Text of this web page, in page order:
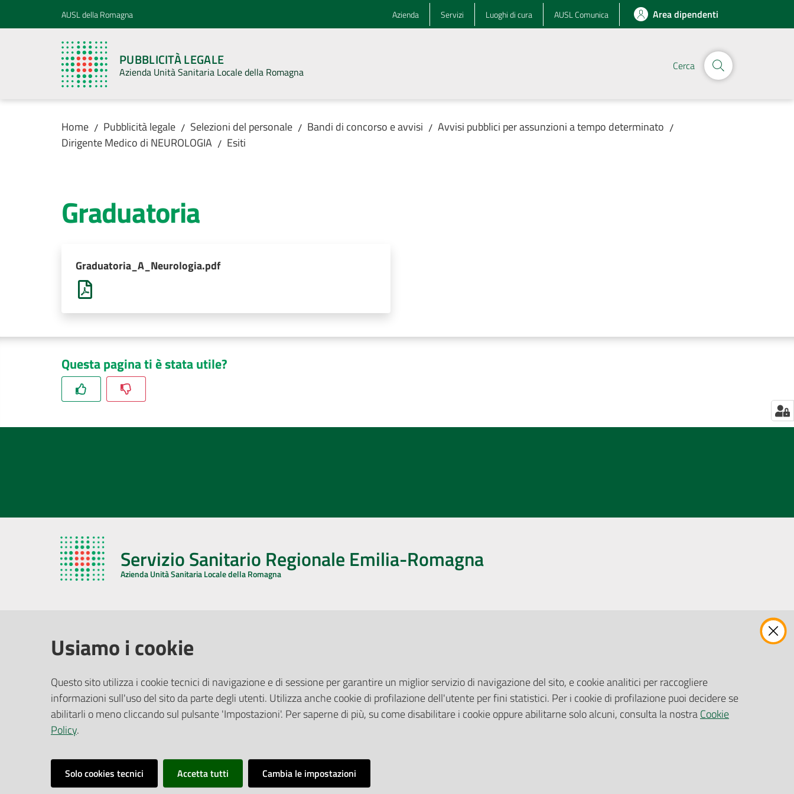
Vai al contenuto
Vai alla navigazioneAUSL della Romagna Azienda Servizi Luoghi di cura AUSL Comunica Area dipendenti
PUBBLICITÀ LEGALE
Azienda Unità Sanitaria Locale della Romagna Cerca
Home / Pubblicità legale / Selezioni del personale / Bandi di concorso e avvisi / Avvisi pubblici per assunzioni a tempo determinato /
Dirigente Medico di NEUROLOGIA / Esiti
Graduatoria
Graduatoria_A_Neurologia.pdf
Questa pagina ti è stata utile?
Servizio Sanitario Regionale Emilia-Romagna
Azienda Unità Sanitaria Locale della Romagna
Via De Gasperi, 8 - 48121 Ravenna (RA)
CF/P.IVA:02483810392
PEC:
azienda@pec.auslromagna.it
Ufficio Relazioni con il Pubblico
Riferimenti per la Stampa
Pubblicità legale
Albo Pretorio
Privacy Policy
Attuazione Misure PNRR
Gare e Appalti
Richiesta Patrocinio
Usiamo i cookie
Questo sito utilizza i cookie tecnici di navigazione e di sessione per garantire un miglior servizio di navigazione del sito, e cookie analitici per raccogliere
informazioni sull'uso del sito da parte degli utenti. Utilizza anche cookie di profilazione dell'utente per fini statistici. Per i cookie di profilazione puoi decidere se
abilitarli o meno cliccando sul pulsante 'Impostazioni'. Per saperne di più, su come disabilitare i cookie oppure abilitarne solo alcuni, consulta la nostraCookie
Policy.
Solo cookies tecnici Accetta tutti Cambia le impostazioni